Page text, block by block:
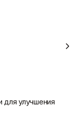
для улучшения